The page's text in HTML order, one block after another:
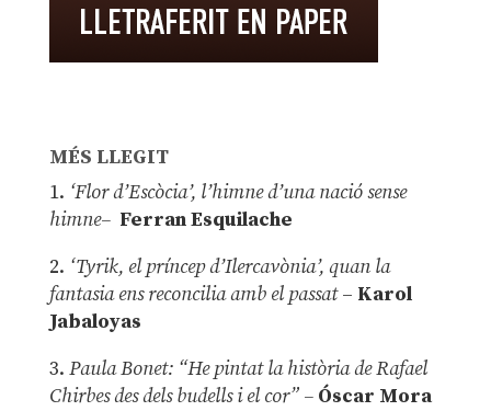
MÉS LLEGIT
1. ‘Flor d’Escòcia’, l’himne d’una nació sense
himne– Ferran Esquilache
2. ‘Tyrik, el príncep d’Ilercavònia’, quan la
fantasia ens reconcilia amb el passat– Karol
Jabaloyas
3. Paula Bonet: “He pintat la història de Rafael
Chirbes des dels budells i el cor” –Óscar Mora